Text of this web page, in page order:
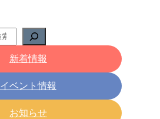
新着情報
イベント情報
お知らせ